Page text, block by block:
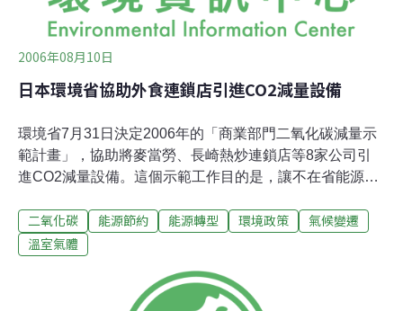
2006年08月10日
日本環境省協助外食連鎖店引進CO2減量設備
環境省7月31日決定2006年的「商業部門二氧化碳減量示
範計畫」，協助將麥當勞、長崎熱炒連鎖店等8家公司引
進CO2減量設備。這個示範工作目的是，讓不在省能源法
度開始各企業的加盟店（franchised chain）也將同步展開
CO2減量示範，以CO2之減量效果、經濟性、邊際效應等
中，麥當勞全國30店舖將引進超省電高效率之瓦斯空調系
統。而長崎熱炒連鎖店，也將在全國30店舖引進高效率電
二氧化碳 能源節約 能源轉型 環境政策
氣候變遷
溫室氣體